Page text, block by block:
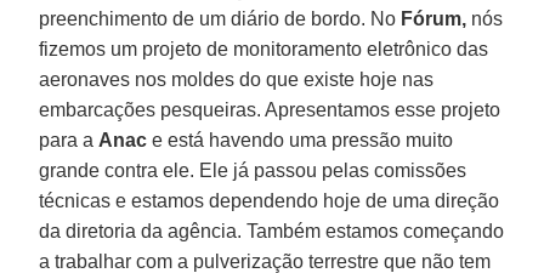
preenchimento de um diário de bordo. No Fórum, nós
fizemos um projeto de monitoramento eletrônico das
aeronaves nos moldes do que existe hoje nas
embarcações pesqueiras. Apresentamos esse projeto
para a Anac e está havendo uma pressão muito
grande contra ele. Ele já passou pelas comissões
técnicas e estamos dependendo hoje de uma direção
da diretoria da agência. Também estamos começando
a trabalhar com a pulverização terrestre que não tem